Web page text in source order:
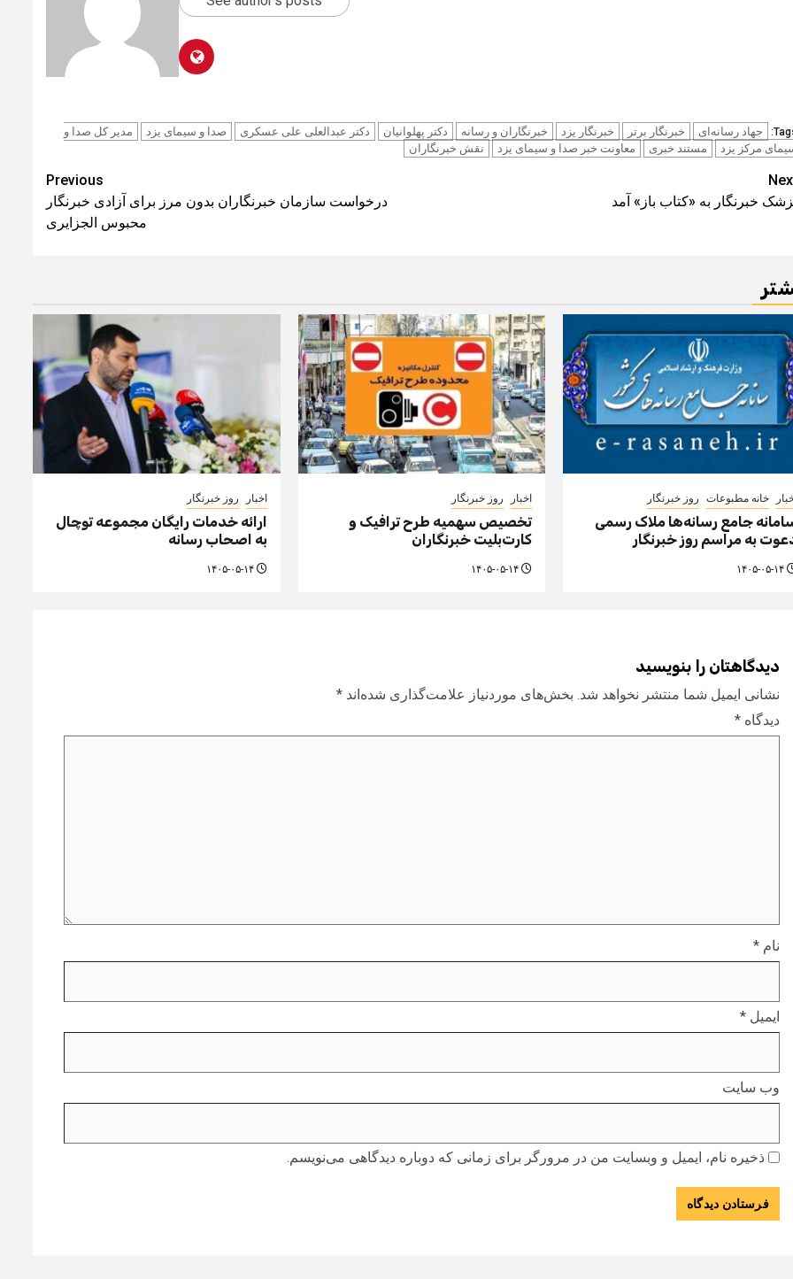
جهاد رسانه‌ای خبرنگار برتر خبرنگار یزد خبرنگاران و رسانه دکتر پهلوانیان دکتر عبدالعلی علی عسکری صدا و سیمای یزد
مدیر کل صدا و
مرکز یزد
مستند خبری معاونت خبر صدا و سیمای یزد نقش خبرنگاران
Previous
درخواست سازمان خبرنگاران بدون مرز برای آزادی خبرنگار
محبوس الجزایری
خبرنگار به «کتاب باز» آمد
خانه مطبوعات روز خبرنگار
جامع رسانه‌ها ملاک رسمی
به مراسم روز خبرنگار
اخبار روز خبرنگار
تخصیص سهمیه طرح ترافیک و
کارت‌بلیت خبرنگاران
۱۴۰۵-۰۵-۱۴
اخبار روز خبرنگار
ارائه خدمات رایگان مجموعه توچال
به اصحاب رسانه
۱۴۰۵-۰۵-۱۴
دیدگاهتان را بنویسید
نشانی ایمیل شما منتشر نخواهد شد. بخش‌های موردنیاز علامت‌گذاری شده‌اند *
دیدگاه *
نام *
ایمیل *
وب‌ سایت
ذخیره نام، ایمیل و وبسایت من در مرورگر برای زمانی که دوباره دیدگاهی می‌نویسم.